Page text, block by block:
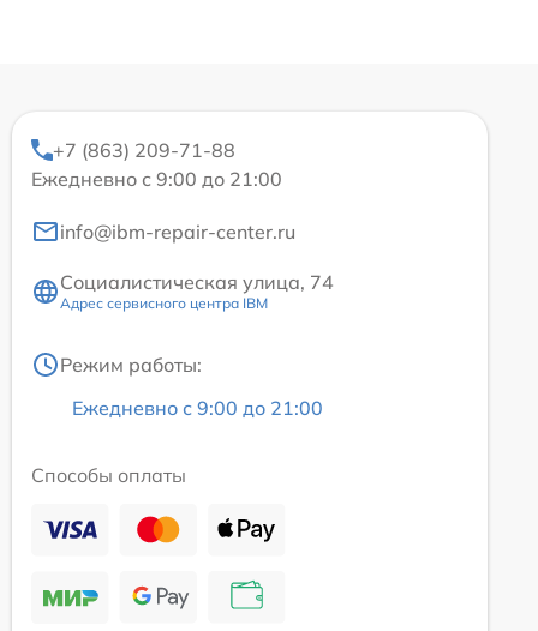
+7 (863) 209-71-88
Ежедневно с 9:00 до 21:00
info@ibm-repair-center.ru
Социалистическая улица, 74
Адрес сервисного центра IBM
Режим работы:
Ежедневно с 9:00 до 21:00
Способы оплаты